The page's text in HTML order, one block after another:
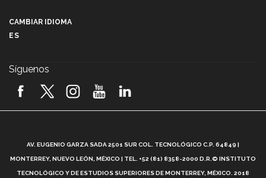
2026! (video)
¿Cómo es el Modelo Educativo Tec? (video)
CAMBIAR IDIOMA
ES
Síguenos
AV. EUGENIO GARZA SADA 2501 SUR COL. TECNOLÓGICO C.P. 64849 |
MONTERREY, NUEVO LEÓN, MÉXICO | TEL. +52 (81) 8358-2000 D.R.© INSTITUTO
TECNOLÓGICO Y DE ESTUDIOS SUPERIORES DE MONTERREY, MÉXICO. 2018